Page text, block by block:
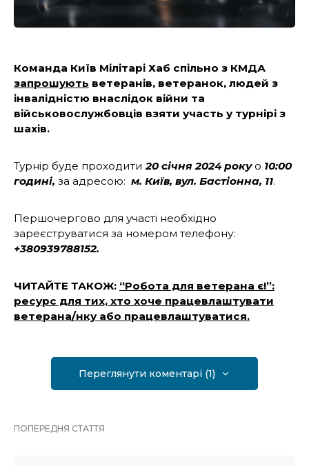
Команда Київ Мілітарі Хаб спільно з КМДА
запрошують ветеранів, ветеранок, людей з
інвалідністю внаслідок війни та
військовослужбовців взяти участь у турнірі з
шахів.
Турнір буде проходити 20 січня 2024 рокуо 10:00
годині, за адресою: м. Київ, вул. Бастіонна, 11.
Першочергово для участі необхідно
зареєструватися за номером телефону:
+380939788152.
ЧИТАЙТЕ ТАКОЖ: “Робота для ветерана є!”:
ресурс для тих, хто хоче працевлаштувати
ветерана/нку або працевлаштуватися.
Переглянути коментарі (1)
ПОПЕРЕДНЯ СТАТТЯ